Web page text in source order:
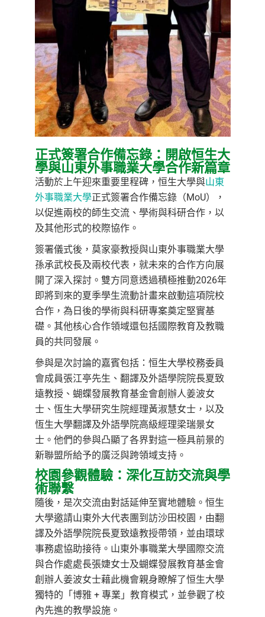
正式簽署合作備忘錄：開啟恒生大
學與山東外事職業大學合作新篇章
活動於上午迎來重要里程碑，恒生大學與山東
外事職業大學正式簽署合作備忘錄（MoU），
以促進兩校的師生交流、學術與科研合作，以
及其他形式的校際協作。
簽署儀式後，莫家豪教授與山東外事職業大學
孫承武校長及兩校代表，就未來的合作方向展
開了深入探討。雙方同意透過積極推動2026年
即將到來的夏季學生流動計畫來啟動這項院校
合作，為日後的學術與科研專案奠定堅實基
礎。其他核心合作領域還包括國際教育及教職
員的共同發展。
參與是次討論的嘉賓包括：恒生大學校務委員
會成員張江亭先生、翻譯及外語學院院長夏致
遠教授、蝴蝶發展教育基金會創辦人姜波女
士、恆生大學研究生院經理黃淑慧女士，以及
恆生大學翻譯及外語學院高級經理梁瑞景女
士。他們的參與凸顯了各界對這一極具前景的
新聯盟所給予的廣泛與跨領域支持。
校園參觀體驗：深化互訪交流與學
術聯繫
隨後，是次交流由對話延伸至實地體驗。恒生
大學邀請山東外大代表團到訪沙田校園，由翻
譯及外語學院院長夏致遠教授帶領，並由環球
事務處協助接待。山東外事職業大學國際交流
與合作處處長張婕女士及蝴蝶發展教育基金會
創辦人姜波女士藉此機會親身瞭解了恒生大學
獨特的「博雅 + 專業」教育模式，並參觀了校
內先進的教學設施。